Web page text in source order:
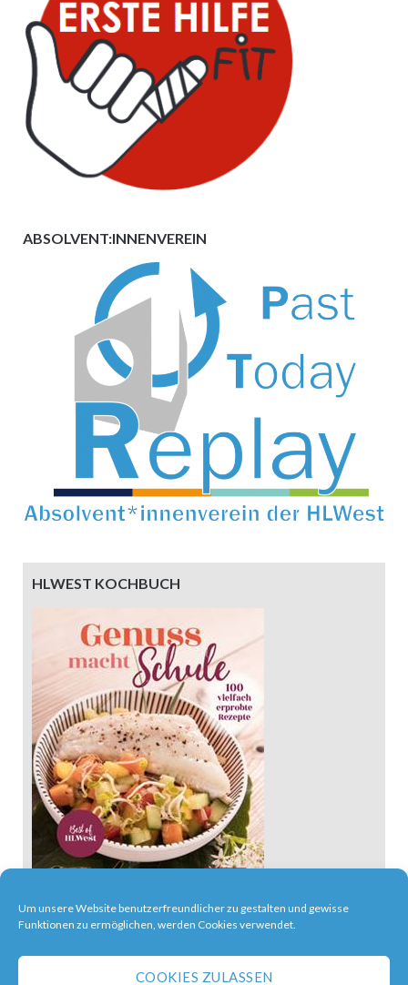
Um unsere Website benutzerfreundlicher zu gestalten und gewisse
Funktionen zu ermöglichen, werden Cookies verwendet.
COOKIES ZULASSEN
ABSOLVENT:INNENVEREIN
HLWEST KOCHBUCH